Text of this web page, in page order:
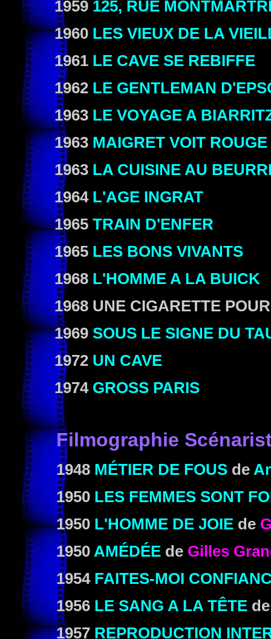
1959 125, RUE
1960 LES VIEUX DE LA
1961 LE CAVE SE REBIFFE
1962 LE GENTLEMAN
1963 LE VOYAGE A
1963 MAIGRET VOIT ROUGE
1963 LA CUISINE AU
1964 L'AGE INGRAT
1965 TRAIN D'ENFER
1965 LES BONS VIVANTS
1968 L'HOMME A LA BUICK
1968 UNE CIGARETTE
1969 SOUS LE SIGNE DU
1972 UN CAVE
1974 GROSS PARIS
Filmographie
1948 MÉTIER DE FOUS de
1950 LES FEMMES SONT
1950 L'HOMME DE JOIE de
1950 AMÉDÉE de Gilles
1954 FAITES-MOI
1956 LE SANG A LA TÊTE
1957 REPRODUCTION